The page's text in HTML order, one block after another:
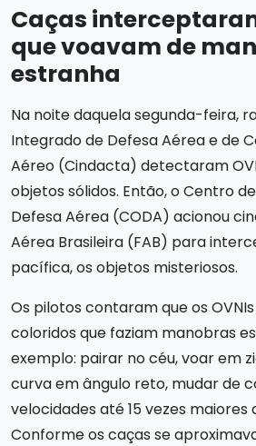
Caças
que voavam de
estranha
Na noite daquela segunda-feira,
Integrado de Defesa Aérea e de
Aéreo (Cindacta) detectaram
objetos sólidos. Então, o Centro
Defesa Aérea (CODA) acionou
Aérea Brasileira (FAB) para
pacífica, os objetos misteriosos.
Os pilotos contaram que os
coloridos que faziam manobras
exemplo: pairar no céu, voar em
curva em ângulo reto, mudar de
velocidades até 15 vezes maiores
Conforme os caças se